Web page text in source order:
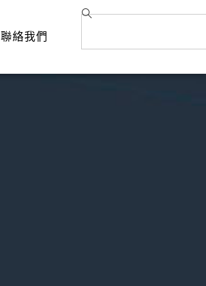
聯絡我們